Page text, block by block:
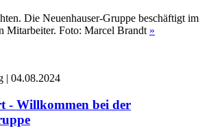
Die Neuenhauser-Gruppe beschäftigt im
Mitarbeiter. Foto: Marcel Brandt »
| 04.08.2024
- Willkommen bei der